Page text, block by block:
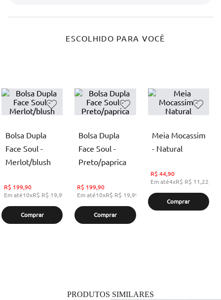
ESCOLHIDO PARA VOCÊ
Bolsa Dupla
Face Soul -
Merlot/blush
R$ 199,90
Em até10xR$ R$ 19,99 sem juros
Comprar
Bolsa Dupla
Face Soul -
Preto/paprica
R$ 199,90
Em até10xR$ R$ 19,99 sem juros
Comprar
Meia Mocassim
- Natural
R$ 44,90
Em até4xR$ R$ 11,22
Comprar
PRODUTOS SIMILARES